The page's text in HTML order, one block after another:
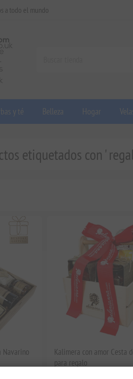
a todo el mundo
y té Belleza Hogar
etiquetados con '
Navarino
Kalimera con amor Cesta
para regalo